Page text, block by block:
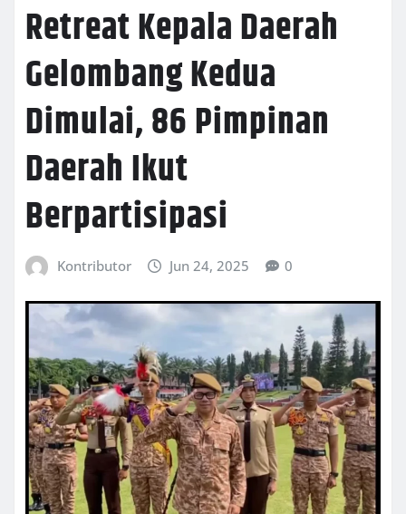
Retreat Kepala Daerah
Gelombang Kedua
Dimulai, 86 Pimpinan
Daerah Ikut
Berpartisipasi
Kontributor Jun 24, 2025 0